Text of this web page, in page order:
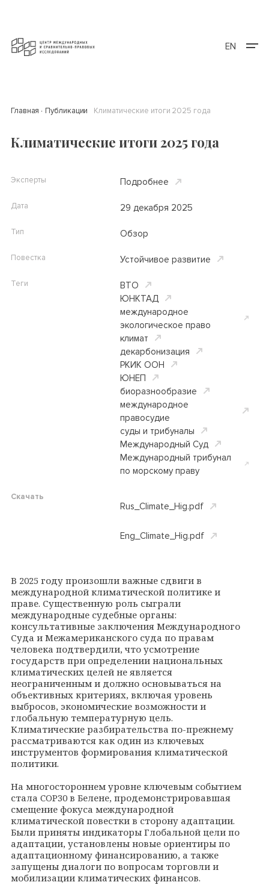
EN
Главная Публикации Климатические итоги 2025 года
Климатические итоги 2025 года
В 2025 году произошли важные сдвиги в
международной климатической политике и
праве. Существенную роль сыграли
международные судебные органы:
консультативные заключения Международного
Суда и Межамериканского суда по правам
человека подтвердили, что усмотрение
государств при определении национальных
климатических целей не является
неограниченным и должно основываться на
объективных критериях, включая уровень
выбросов, экономические возможности и
глобальную температурную цель.
Климатические разбирательства по-прежнему
рассматриваются как один из ключевых
инструментов формирования климатической
политики.
На многостороннем уровне ключевым событием
стала COP30 в Белене, продемонстрировавшая
смещение фокуса международной
климатической повестки в сторону адаптации.
Были приняты индикаторы Глобальной цели по
адаптации, установлены новые ориентиры по
адаптационному финансированию, а также
запущены диалоги по вопросам торговли и
мобилизации климатических финансов.
Эксперты Подробнее
Дата 29 декабря 2025
Тип Обзор
Повестка Устойчивое развитие
Теги
ВТО
ЮНКТАД
международное
экологическое право
климат
декарбонизация
РКИК ООН
ЮНЕП
биоразнообразие
международное
правосудие
суды и трибуналы
Международный Суд
Международный трибунал
по морскому праву
Скачать
Rus_Climate_Hig.pdf
Eng_Climate_Hig.pdf